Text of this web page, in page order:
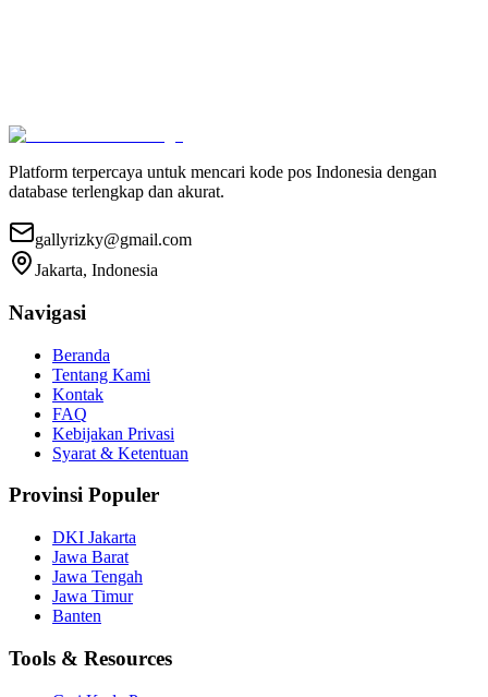
Platform terpercaya untuk mencari kode pos Indonesia dengan
database terlengkap dan akurat.
gallyrizky@gmail.com
Jakarta, Indonesia
Navigasi
Beranda
Tentang Kami
Kontak
FAQ
Kebijakan Privasi
Syarat & Ketentuan
Provinsi Populer
DKI Jakarta
Jawa Barat
Jawa Tengah
Jawa Timur
Banten
Tools & Resources